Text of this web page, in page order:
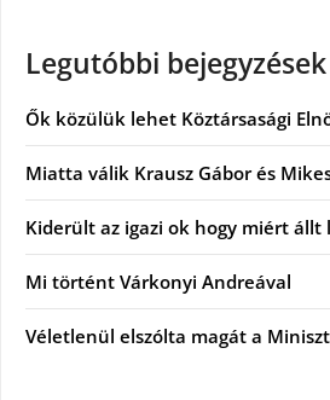
Legutóbbi bejegyzések
Ők közülük lehet Köztársasági
Miatta válik Krausz Gábor és
Kiderült az igazi ok hogy miért állt
Mi történt Várkonyi Andreával
Véletlenül elszólta magát a